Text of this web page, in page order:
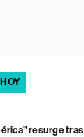
resurge tras